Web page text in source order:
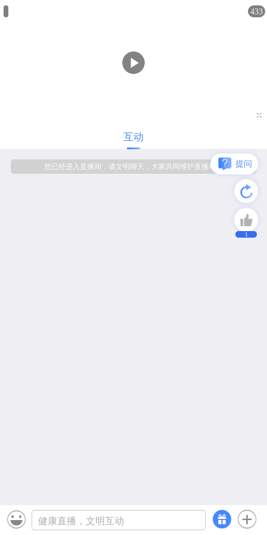
433

互动
您已经进入直播间，请文明聊天，大家共同维护直播环境
  
提问
1